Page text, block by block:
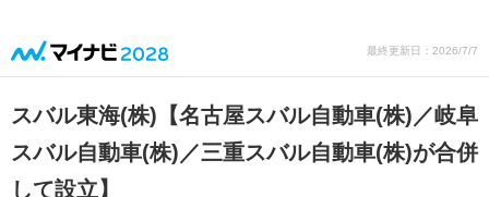
最終更新日：2026/7/7
スバル東海(株)【名古屋スバル自動車(株)／岐阜
スバル自動車(株)／三重スバル自動車(株)が合併
して設立】